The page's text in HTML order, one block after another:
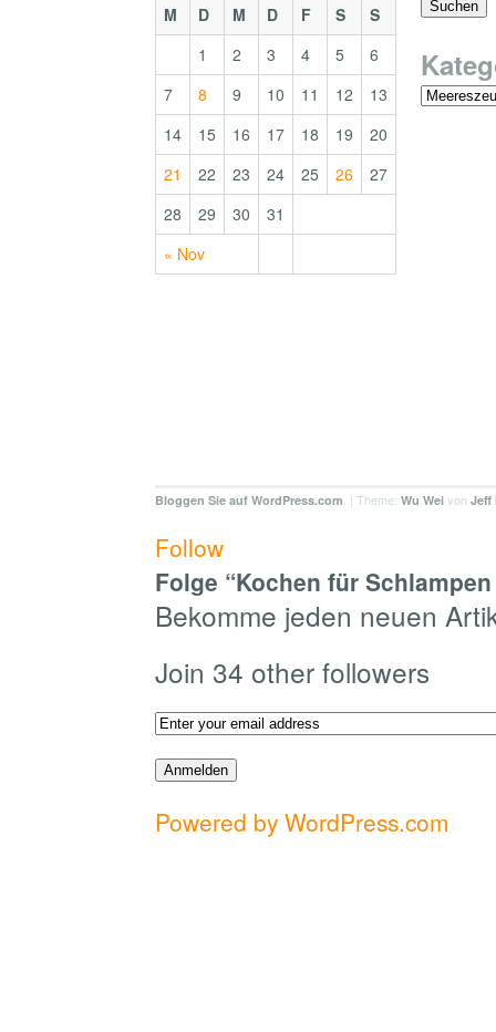
M
D M D F S S
« Nov
1 2 3 4 5
6
7
8 9 10 11 12
13
14
15 16 17 18 19
20
21
22 23 24 25 26
27
28
29 30 31
Bloggen Sie auf WordPress.com . | Theme: Wu Wei von Jeff
Follow
Folge “Kochen für
Bekomme jeden neuen
Join 34 other followers
Powered by WordPress.com